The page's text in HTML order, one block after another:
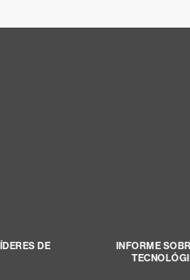
DE
INFORME